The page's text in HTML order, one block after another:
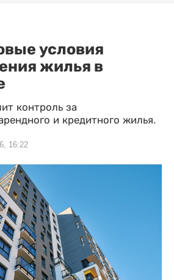
условия
жилья в
контроль за
и кредитного жилья.
16:22